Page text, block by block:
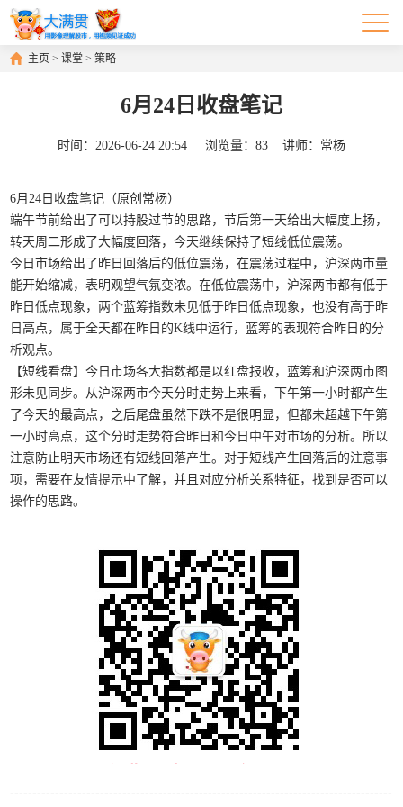
主页 >课堂 >策略
6月24日收盘笔记
时间： 2026-06-24 20:54 浏览量： 83 讲师： 常杨
6月24日收盘笔记（原创常杨）
端午节前给出了可以持股过节的思路，节后第一天给出大幅度上扬，
转天周二形成了大幅度回落，今天继续保持了短线低位震荡。
今日市场给出了昨日回落后的低位震荡，在震荡过程中，沪深两市量
能开始缩减，表明观望气氛变浓。在低位震荡中，沪深两市都有低于
昨日低点现象，两个蓝筹指数未见低于昨日低点现象，也没有高于昨
日高点，属于全天都在昨日的K线中运行，蓝筹的表现符合昨日的分
析观点。
【短线看盘】今日市场各大指数都是以红盘报收，蓝筹和沪深两市图
形未见同步。从沪深两市今天分时走势上来看，下午第一小时都产生
了今天的最高点，之后尾盘虽然下跌不是很明显，但都未超越下午第
一小时高点，这个分时走势符合昨日和今日中午对市场的分析。所以
注意防止明天市场还有短线回落产生。对于短线产生回落后的注意事
项，需要在友情提示中了解，并且对应分析关系特征，找到是否可以
操作的思路。
-------------------------------------------------------------------------------------